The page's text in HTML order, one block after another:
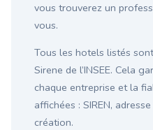
vous trouverez un
vous.
Tous les hotels listés
Sirene de l’INSEE. Cela
chaque entreprise et la
affichées : SIREN,
création.